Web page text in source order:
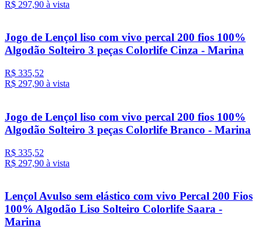
R$ 297,90 à vista
Jogo de Lençol liso com vivo percal 200 fios 100%
Algodão Solteiro 3 peças Colorlife Cinza - Marina
R$ 335,52
R$ 297,90 à vista
Jogo de Lençol liso com vivo percal 200 fios 100%
Algodão Solteiro 3 peças Colorlife Branco - Marina
R$ 335,52
R$ 297,90 à vista
Lençol Avulso sem elástico com vivo Percal 200 Fios
100% Algodão Liso Solteiro Colorlife Saara -
Marina